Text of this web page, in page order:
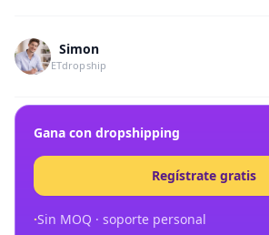
Simon
ETdropship
Gana con dropshipping
Regístrate gratis
·Sin MOQ · soporte personal